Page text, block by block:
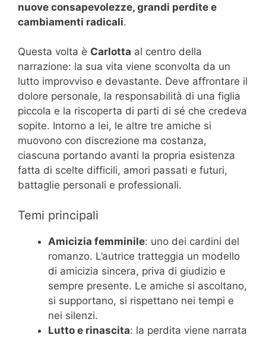
nuove consapevolezze, grandi perdite e
cambiamenti radicali.
Questa volta è Carlotta al centro della
narrazione: la sua vita viene sconvolta da un
lutto improvviso e devastante. Deve affrontare il
dolore personale, la responsabilità di una figlia
piccola e la riscoperta di parti di sé che credeva
sopite. Intorno a lei, le altre tre amiche si
muovono con discrezione ma costanza,
ciascuna portando avanti la propria esistenza
fatta di scelte difficili, amori passati e futuri,
battaglie personali e professionali.
Temi principali
Amicizia femminile: uno dei cardini del
romanzo. L’autrice tratteggia un modello
di amicizia sincera, priva di giudizio e
sempre presente. Le amiche si ascoltano,
si supportano, si rispettano nei tempi e
nei silenzi.
Lutto e rinascita: la perdita viene narrata